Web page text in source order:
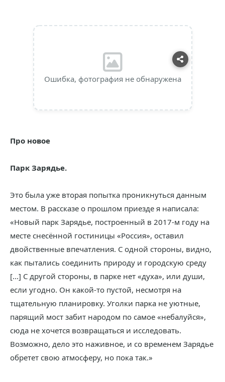
Ошибка, фотография не обнаружена
Про новое
Парк Зарядье.
Это была уже вторая попытка проникнуться данным
местом. В рассказе о прошлом приезде я написала:
«Новый парк Зарядье, построенный в 2017-м году на
месте снесённой гостиницы «Россия», оставил
двойственные впечатления. С одной стороны, видно,
как пытались соединить природу и городскую среду
[...] С другой стороны, в парке нет «духа», или души,
если угодно. Он какой-то пустой, несмотря на
тщательную планировку. Уголки парка не уютные,
парящий мост забит народом по самое «небалуйся»,
сюда не хочется возвращаться и исследовать.
Возможно, дело это наживное, и со временем Зарядье
обретет свою атмосферу, но пока так.»